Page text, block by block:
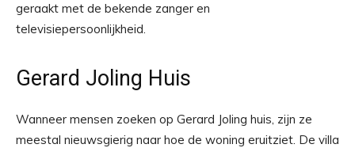
geraakt met de bekende zanger en
televisiepersoonlijkheid.
Gerard Joling Huis
Wanneer mensen zoeken op Gerard Joling huis, zijn ze
meestal nieuwsgierig naar hoe de woning eruitziet. De villa